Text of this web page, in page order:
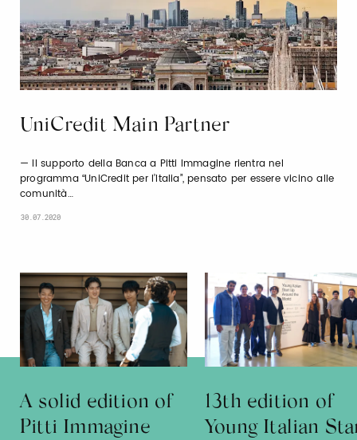
UniCredit Main Partner
Il supporto della Banca a Pitti Immagine rientra nel
programma “UniCredit per l’Italia”, pensato per essere vicino alle
comunità…
30.07.2020
A solid edition of
Pitti Immagine
13th edition of
Young Italian